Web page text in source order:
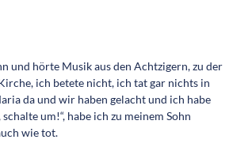
und hörte Musik aus den Achtzigern, zu der
ich betete nicht, ich tat gar nichts in
da und wir haben gelacht und ich habe
um!“, habe ich zu meinem Sohn
wie tot.